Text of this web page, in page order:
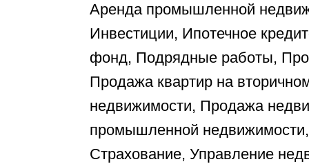
Аренда промышленной
Инвестиции, Ипотечное
фонд, Подрядные работы,
Продажа квартир на
недвижимости, Продажа
промышленной
Страхование, Управление